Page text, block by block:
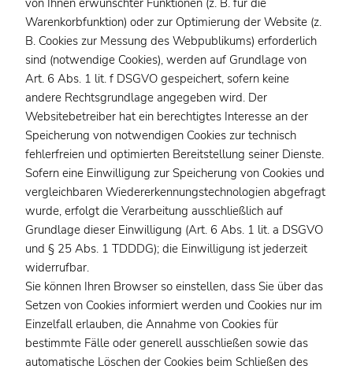
von Ihnen erwünschter Funktionen (z. B. für die
Warenkorbfunktion) oder zur Optimierung der Website (z.
B. Cookies zur Messung des Webpublikums) erforderlich
sind (notwendige Cookies), werden auf Grundlage von
Art. 6 Abs. 1 lit. f DSGVO gespeichert, sofern keine
andere Rechtsgrundlage angegeben wird. Der
Websitebetreiber hat ein berechtigtes Interesse an der
Speicherung von notwendigen Cookies zur technisch
fehlerfreien und optimierten Bereitstellung seiner Dienste.
Sofern eine Einwilligung zur Speicherung von Cookies und
vergleichbaren Wiedererkennungstechnologien abgefragt
wurde, erfolgt die Verarbeitung ausschließlich auf
Grundlage dieser Einwilligung (Art. 6 Abs. 1 lit. a DSGVO
und § 25 Abs. 1 TDDDG); die Einwilligung ist jederzeit
widerrufbar.
Sie können Ihren Browser so einstellen, dass Sie über das
Setzen von Cookies informiert werden und Cookies nur im
Einzelfall erlauben, die Annahme von Cookies für
bestimmte Fälle oder generell ausschließen sowie das
automatische Löschen der Cookies beim Schließen des